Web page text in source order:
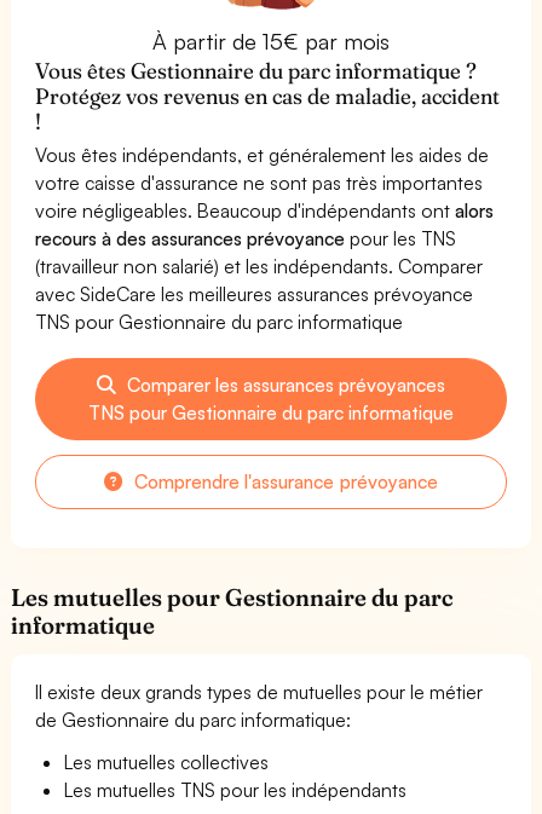
À partir de 15€ par mois
Vous êtes Gestionnaire du parc informatique ?
Protégez vos revenus en cas de maladie, accident
!
Vous êtes indépendants, et généralement les aides de
votre caisse d'assurance ne sont pas très importantes
voire négligeables. Beaucoup d'indépendants ontalors
recours à des assurances prévoyance pour les TNS
(travailleur non salarié) et les indépendants. Comparer
avec SideCare les meilleures assurances prévoyance
TNS pour Gestionnaire du parc informatique
Comparer les assurances prévoyances
TNS pour Gestionnaire du parc informatique
Comprendre l'assurance prévoyance
Les mutuelles pour Gestionnaire du parc
informatique
Il existe deux grands types de mutuelles pour le métier
de Gestionnaire du parc informatique:
Les mutuelles collectives
Les mutuelles TNS pour les indépendants